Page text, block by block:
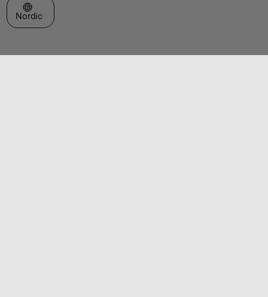
Select a Web Site
Nordic